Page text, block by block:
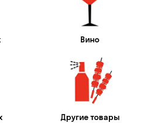
Вино
Другие товары